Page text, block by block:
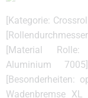
[Kategorie:
[Material Rolle:
Aluminium
[Besonderheiten:
Wadenbremse